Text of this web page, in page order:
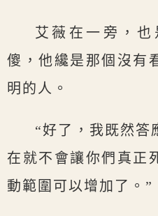
艾薇在一旁，
傻，他纔是那個沒有
明的人。
“好了，我既然答
在就不會讓你們真正
動範圍可以增加了。”